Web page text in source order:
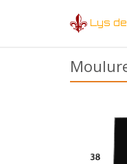
Lys